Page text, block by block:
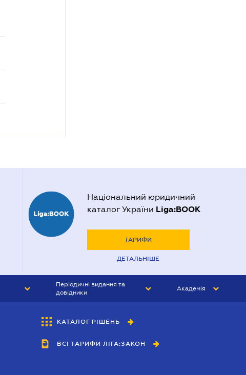
Національний юридичний
каталог України Liga:BOOK
ТАРИФИ
ДЕТАЛЬНІШЕ
Періодичні видання та
довідники
БУХГАЛТЕР&ЗАКОН
ВІСНИК МСФЗ
Академія
КАТАЛОГ РІШЕНЬ
ВСІ ТАРИФИ ЛІГА:ЗАКОН